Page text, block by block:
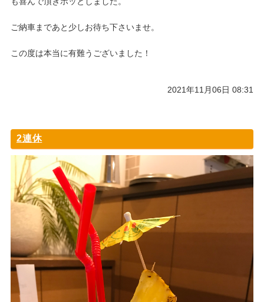
ご納車まであと少しお待ち下さいませ。
この度は本当に有難うございました！
2021年11月06日 08:31
2連休